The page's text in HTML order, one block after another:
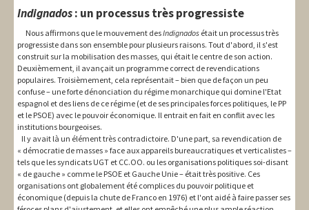
Indignados: un processus très progressiste
Nous affirmons que le mouvement desIndignados était un processus très
progressiste dans son ensemble pour plusieurs raisons. Tout d'abord, il s'est
construit sur la mobilisation des masses, qui était le centre de son action.
Deuxièmement, il avançait un programme correct de revendications
populaires. Troisièmement, cela représentait – bien que de façon un peu
confuse – une forte dénonciation du régime monarchique qui domine l'Etat
espagnol et des liens de ce régime (et de ses principales forces politiques, le PP
et le PSOE) avec le pouvoir économique. Il entrait en fait en conflit avec les
institutions bourgeoises.
Il y avait là un élément très contradictoire. D'une part, sa revendication de
« démocratie de masses » face aux appareils bureaucratiques et verticalistes –
tels que les syndicats UGT et CC.OO. ou les organisations politiques soi-disant
« de gauche » comme le PSOE et Gauche Unie – était très positive. Ces
organisations ont globalement été complices du pouvoir politique et
économique (depuis la chute de Franco en 1976) et l'ont aidé à faire passer ses